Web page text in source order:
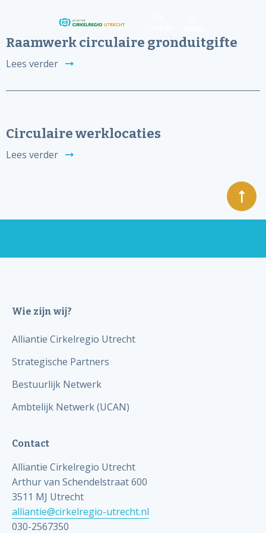
Raamwerk circulaire gronduitgifte
Lees verder
Circulaire werklocaties
Lees verder
Wie zijn wij?
Alliantie Cirkelregio Utrecht
Strategische Partners
Bestuurlijk Netwerk
Ambtelijk Netwerk (UCAN)
Contact
Alliantie Cirkelregio Utrecht
Arthur van Schendelstraat 600
3511 MJ Utrecht
alliantie@cirkelregio-utrecht.nl
030-2567350